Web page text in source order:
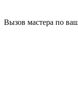
Вызов мастера по